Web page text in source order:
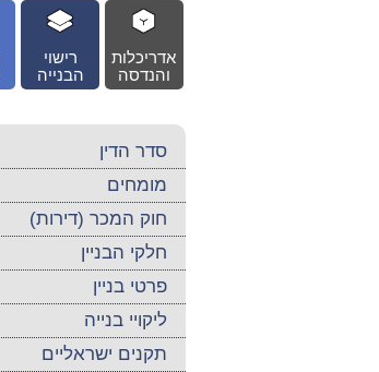
רישוי
הבנייה
אדריכלות
והנדסה
סדר הדין
מומחים
חוק המכר (דירות)
חלקי הבניין
פרטי בניין
ליקויי בנייה
תקנים ישראליים